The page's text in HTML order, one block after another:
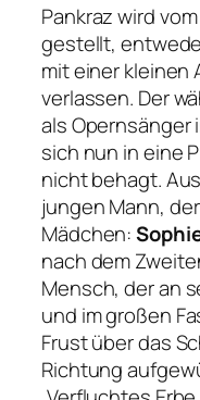
Pankraz wird
gestellt,
mit einer kleinen
verlassen. Der
als
sich nun in eine
nicht behagt.
jungen Mann,
Mädchen:
nach dem
Mensch, der an
und im großen
Frust über das
Richtung